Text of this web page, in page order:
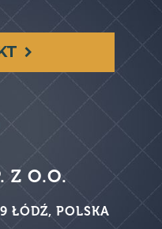

Z O.O.
ŁÓDŹ, POLSKA